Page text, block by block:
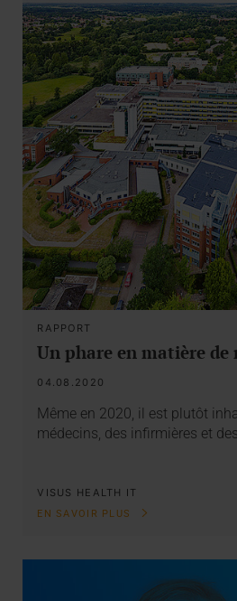
RAPPORT
Un phare en matière de
04.08.2020
Même en 2020, il est plutôt
médecins, des infirmières et
VISUS HEALTH IT
EN SAVOIR PLUS